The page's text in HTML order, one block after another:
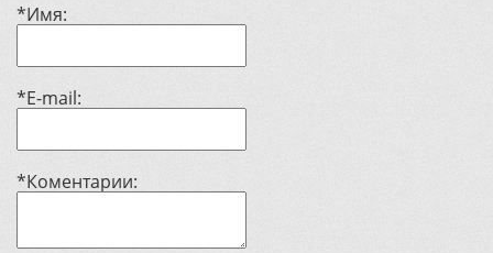
*Имя:
*E-mail:
*Коментарии: